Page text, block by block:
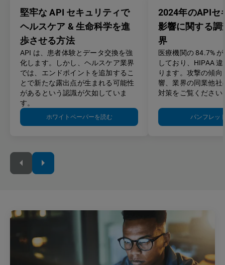
堅牢な API セキュリティで
ヘルスケア & 生命科学を進
歩させる方法
API は、患者体験とデータ交換を強
化します。しかし、ヘルスケア業界
では、エンドポイントを追加するこ
とで新たな露出点が生まれる可能性
があるという認識が欠如していま
す。
ホワイトペーパーを読む
2024年のAPIセ
影響に関する調
界
医療機関の 84.7%
しており、HIPAA
ります。攻撃の傾
響、業界の同業他社
対策をご覧ください
パンフレッ